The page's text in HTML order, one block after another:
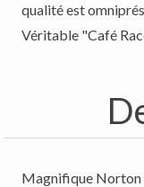
qualité est
Véritable "Café
Magnifique Norton